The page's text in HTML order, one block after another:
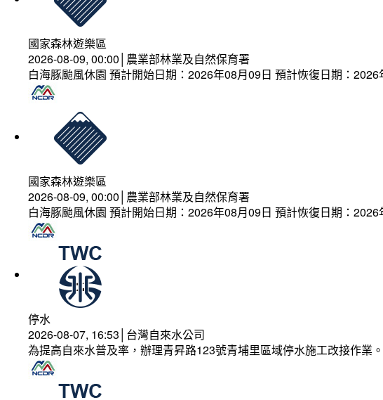
國家森林遊樂區
2026-08-09, 00:00│農業部林業及自然保育署
白海豚颱風休園 預計開始日期：2026年08月09日 預計恢復日期：2026
國家森林遊樂區
2026-08-09, 00:00│農業部林業及自然保育署
白海豚颱風休園 預計開始日期：2026年08月09日 預計恢復日期：2026
停水
2026-08-07, 16:53│台灣自來水公司
為提高自來水普及率，辦理青昇路123號青埔里區域停水施工改接作業。